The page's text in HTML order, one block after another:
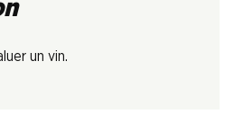
un vin.